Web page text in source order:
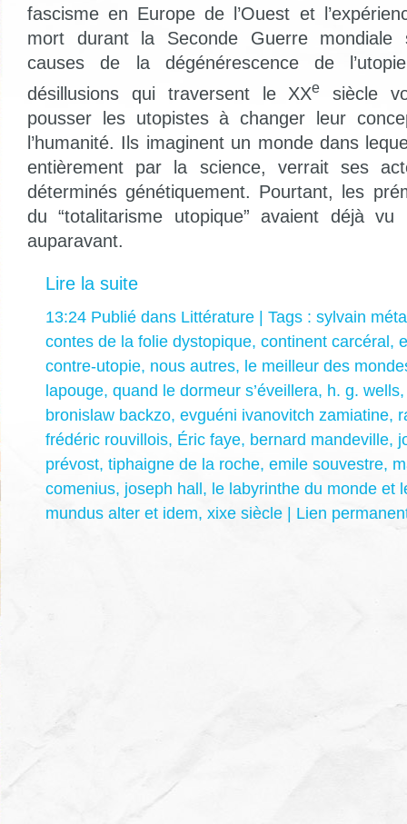
fascisme en Europe de l’Ouest et
mort durant la Seconde Guerre mondiale
causes de la dégénérescence de
désillusions qui traversent le XXe
siècle
pousser les utopistes à changer leur
l’humanité. Ils imaginent un monde dans
entièrement par la science, verrait ses
déterminés génétiquement. Pourtant, les
du “totalitarisme utopique” avaient déjà
auparavant.
Lire la suite
13:24 Publié dans Littérature | Tags : sylvain
contes de la folie dystopique, continent carcéral,
contre-utopie, nous autres, le meilleur des
lapouge, quand le dormeur s’éveillera, h. g. wells
bronislaw backzo, evguéni ivanovitch zamiatine,
frédéric rouvillois, Éric faye, bernard mandeville,
prévost, tiphaigne de la roche, emile souvestre,
comenius, joseph hall, le labyrinthe du monde et
mundus alter et idem, xixe siècle | Lien